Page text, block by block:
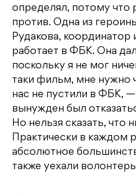
определял, потому что
против. Одна из
Рудакова, координатор
работает в ФБК. Она
поскольку я не мог
таки фильм, мне нужно
нас не пустили в ФБК, —
вынужден был
Но нельзя сказать, что
Практически в каждом
абсолютное
также уехали